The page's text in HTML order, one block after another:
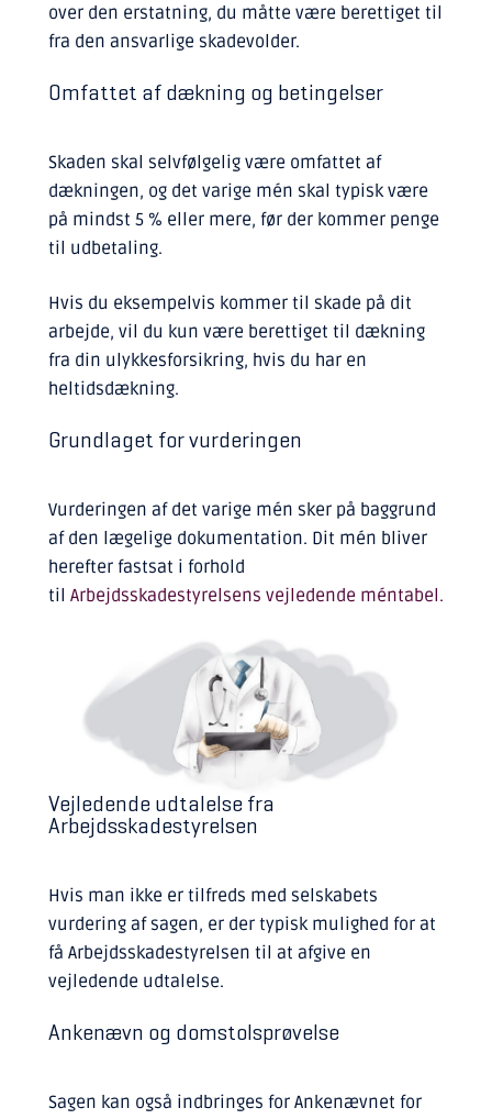
over den erstatning, du måtte være berettiget til
fra den ansvarlige skadevolder.
Omfattet af dækning og betingelser
Skaden skal selvfølgelig være omfattet af
dækningen, og det varige mén skal typisk være
på mindst 5 % eller mere, før der kommer penge
til udbetaling.
Hvis du eksempelvis kommer til skade på dit
arbejde, vil du kun være berettiget til dækning
fra din ulykkesforsikring, hvis du har en
heltidsdækning.
Grundlaget for vurderingen
Vurderingen af det varige mén sker på baggrund
af den lægelige dokumentation. Dit mén bliver
herefter fastsat i forhold
til Arbejdsskadestyrelsens vejledende méntabel.
Vejledende udtalelse fra
Arbejdsskadestyrelsen
Hvis man ikke er tilfreds med selskabets
vurdering af sagen, er der typisk mulighed for at
få Arbejdsskadestyrelsen til at afgive en
vejledende udtalelse.
Ankenævn og domstolsprøvelse
Sagen kan også indbringes for Ankenævnet for